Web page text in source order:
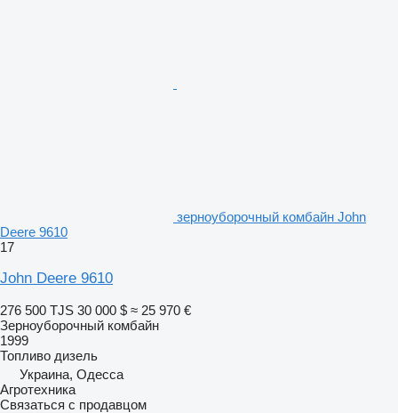
зерноуборочный комбайн John
Deere 9610
17
John Deere 9610
276 500 TJS 30 000 $ ≈ 25 970 €
Зерноуборочный комбайн
1999
Топливо дизель
Украина, Одесса
Агротехника
Связаться с продавцом